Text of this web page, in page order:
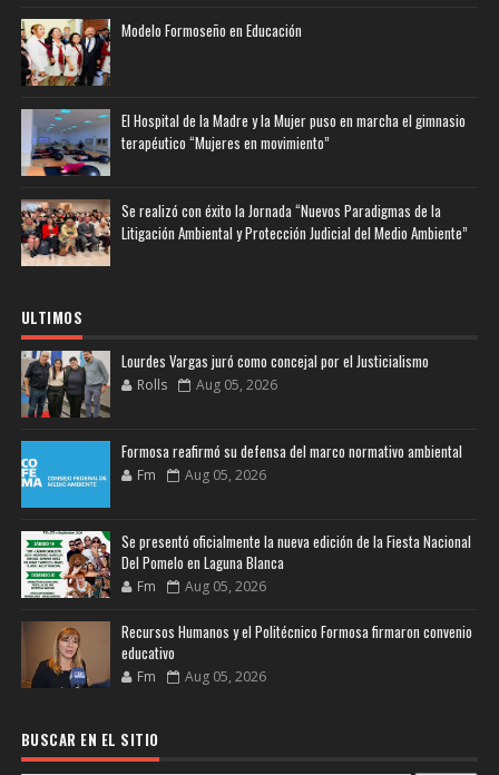
Modelo Formoseño en Educación
El Hospital de la Madre y la Mujer puso en marcha el gimnasio
terapéutico “Mujeres en movimiento”
Se realizó con éxito la Jornada “Nuevos Paradigmas de la
Litigación Ambiental y Protección Judicial del Medio Ambiente”
ULTIMOS
Lourdes Vargas juró como concejal por el Justicialismo
Rolls Aug 05, 2026
Formosa reafirmó su defensa del marco normativo ambiental
Fm Aug 05, 2026
Se presentó oficialmente la nueva edición de la Fiesta Nacional
Del Pomelo en Laguna Blanca
Fm Aug 05, 2026
Recursos Humanos y el Politécnico Formosa firmaron convenio
educativo
Fm Aug 05, 2026
BUSCAR EN EL SITIO